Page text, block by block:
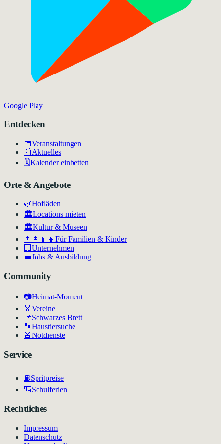
Google Play
Entdecken
📅Veranstaltungen
📰Aktuelles
🗓️Kalender einbetten
Orte & Angebote
🌿Hofläden
🏛️Locations mieten
🏛Kultur & Museen
👨‍👩‍👧‍👦 Für Familien & Kinder
🏢 Unternehmen
💼Jobs & Ausbildung
Community
📷Heimat-Moment
🏅 Vereine
📌Schwarzes Brett
🐾Haustiersuche
🚨Notdienste
Service
⛽Spritpreise
🎒Schulferien
Rechtliches
Impressum
Datenschutz